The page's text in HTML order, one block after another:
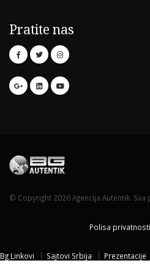
Pratite nas
© Copyright 2026 Agencija Autentik. Sva
Polisa privatnosti
Bg Linkovi Sajtovi Srbija Prezentacije